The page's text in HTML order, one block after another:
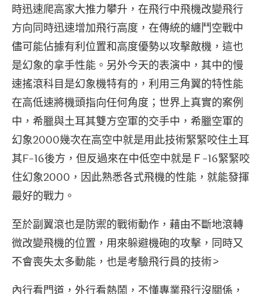
時迅速爬高家大推力攀升，在飛行中飛機改變飛行
方向同時迅速增加飛行高度，在傳統的纏鬥空戰中
儘可能佔據有利位置和高度優勢以攻擊敵機，這也
是幻象的拿手性能。另外今天的表演中，其中的慢
速搖滾科目是幻象機特有的，利用三角翼的特性能
在高低速將機頭指向任何角度；世界上真實的案例
中，希臘與土耳其雙方空軍的交手中，希臘空軍的
幻象2000幾次在高空中就是用此技術緊緊咬住土耳
其F-16後方，但反過來在中低空中就是Ｆ-16緊緊咬
住幻象2000，因此熟悉各式飛機的性能，就能發揮
最好的戰力。
至於副翼滾也是防禦的戰術動作，藉由不斷地滾轉
微改變飛機的位置，用來躲避機砲的攻擊，同時又
不會喪失太多動能，也是考驗飛行員的技術>
內行看門道，外行看熱鬧，不懂專業飛行沒關係，